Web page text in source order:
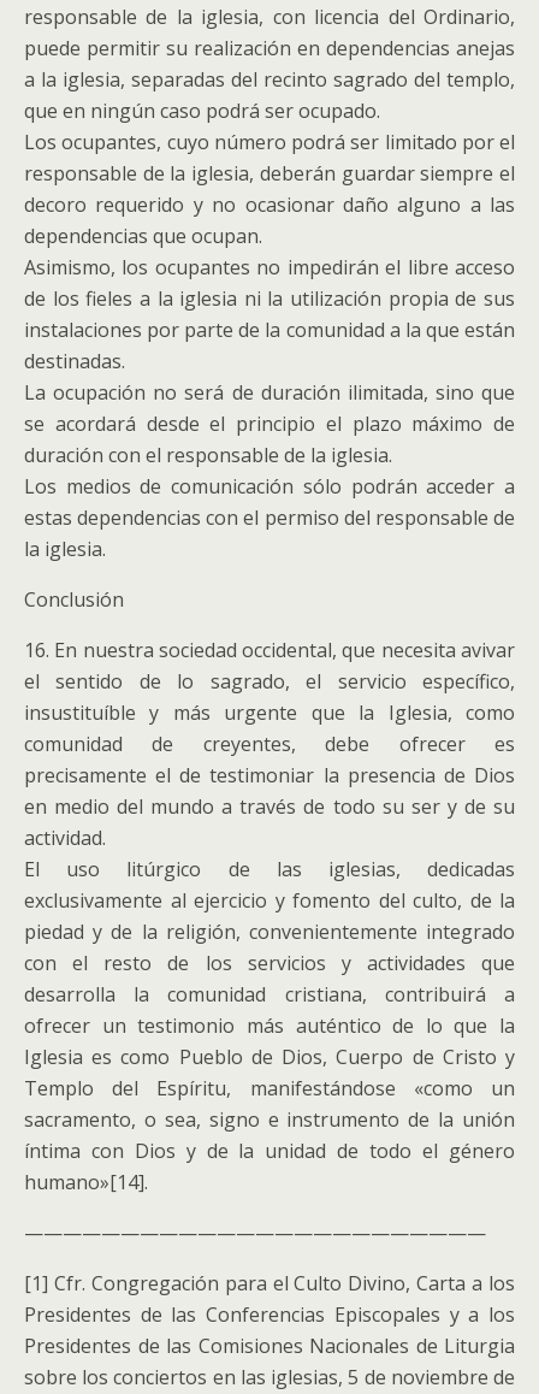
responsable de la iglesia, con licencia del Ordinario,
puede permitir su realización en dependencias anejas
a la iglesia, separadas del recinto sagrado del templo,
que en ningún caso podrá ser ocupado.
Los ocupantes, cuyo número podrá ser limitado por el
responsable de la iglesia, deberán guardar siempre el
decoro requerido y no ocasionar daño alguno a las
dependencias que ocupan.
Asimismo, los ocupantes no impedirán el libre acceso
de los fieles a la iglesia ni la utilización propia de sus
instalaciones por parte de la comunidad a la que están
destinadas.
La ocupación no será de duración ilimitada, sino que
se acordará desde el principio el plazo máximo de
duración con el responsable de la iglesia.
Los medios de comunicación sólo podrán acceder a
estas dependencias con el permiso del responsable de
la iglesia.
Conclusión
16. En nuestra sociedad occidental, que necesita avivar
el sentido de lo sagrado, el servicio específico,
insustituíble y más urgente que la Iglesia, como
comunidad de creyentes, debe ofrecer es
precisamente el de testimoniar la presencia de Dios
en medio del mundo a través de todo su ser y de su
actividad.
El uso litúrgico de las iglesias, dedicadas
exclusivamente al ejercicio y fomento del culto, de la
piedad y de la religión, convenientemente integrado
con el resto de los servicios y actividades que
desarrolla la comunidad cristiana, contribuirá a
ofrecer un testimonio más auténtico de lo que la
Iglesia es como Pueblo de Dios, Cuerpo de Cristo y
Templo del Espíritu, manifestándose «como un
sacramento, o sea, signo e instrumento de la unión
íntima con Dios y de la unidad de todo el género
humano»[14].
————————————————————————
[1] Cfr. Congregación para el Culto Divino, Carta a los
Presidentes de las Conferencias Episcopales y a los
Presidentes de las Comisiones Nacionales de Liturgia
sobre los conciertos en las iglesias, 5 de noviembre de